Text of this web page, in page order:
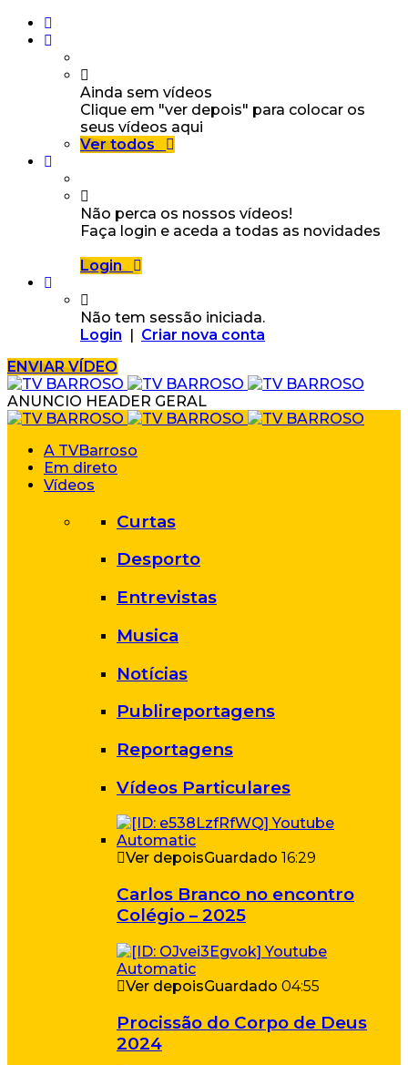
Ainda sem vídeos
Clique em "ver depois" para colocar os
seus vídeos aqui
Ver todos
Não perca os nossos vídeos!
Faça login e aceda a todas as novidades
Login
Não tem sessão iniciada.
Login | Criar nova conta
ENVIAR VÍDEO
ANUNCIO HEADER GERAL
A TVBarroso
Em direto
Vídeos
Curtas
Desporto
Entrevistas
Musica
Notícias
Publireportagens
Reportagens
Vídeos Particulares
Ver depoisGuardado 16:29
Carlos Branco no encontro
Colégio – 2025
Ver depoisGuardado 04:55
Procissão do Corpo de Deus
2024